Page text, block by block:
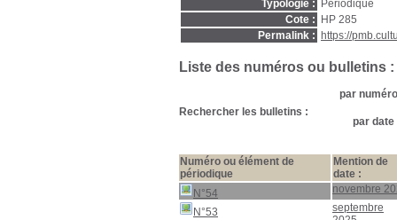
Typologie :
Périodique
Cote :
HP 285
Permalink :
https://
Liste des numéros ou bulletins :
Rechercher les bulletins :
par
par date
Numéro ou élément de
périodique
Mention de
date :
N°54
novembre
N°53
septembre